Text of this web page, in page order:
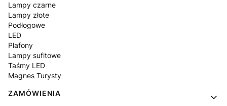
Lampy czarne
Lampy złote
Podłogowe
LED
Plafony
Lampy sufitowe
Taśmy LED
Magnes Turysty
ZAMÓWIENIA